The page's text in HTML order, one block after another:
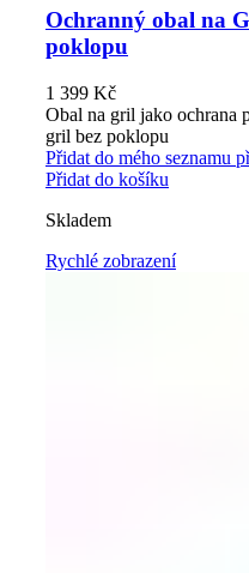
Ochranný obal na
poklopu
1 399 Kč
Obal na gril jako ochrana
gril bez poklopu
Přidat do mého seznamu
Přidat do košíku
Skladem
Rychlé zobrazení